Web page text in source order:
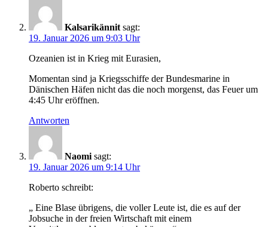
Kalsarikännit sagt:
19. Januar 2026 um 9:03 Uhr
Ozeanien ist in Krieg mit Eurasien,
Momentan sind ja Kriegsschiffe der Bundesmarine in
Dänischen Häfen nicht das die noch morgenst, das Feuer um
4:45 Uhr eröffnen.
Antworten
Naomi sagt:
19. Januar 2026 um 9:14 Uhr
Roberto schreibt:
„ Eine Blase übrigens, die voller Leute ist, die es auf der
Jobsuche in der freien Wirtschaft mit einem